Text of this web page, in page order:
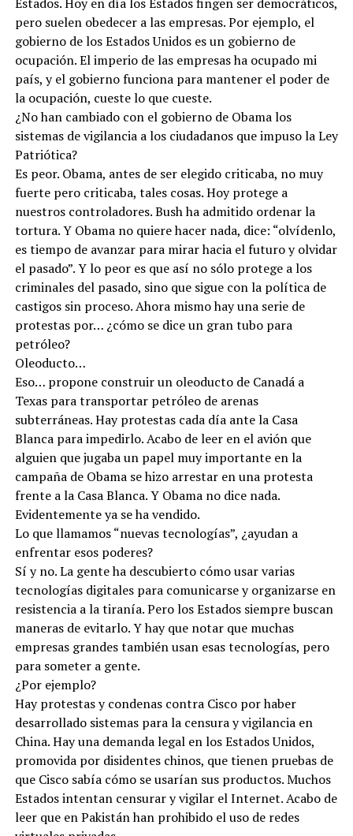
pero suelen obedecer a las empresas. Por ejemplo, el
gobierno de los Estados Unidos es un gobierno de
ocupación. El imperio de las empresas ha ocupado mi
país, y el gobierno funciona para mantener el poder de
la ocupación, cueste lo que cueste.
¿No han cambiado con el gobierno de Obama los
sistemas de vigilancia a los ciudadanos que impuso la Ley
Patriótica?
Es peor. Obama, antes de ser elegido criticaba, no muy
fuerte pero criticaba, tales cosas. Hoy protege a
nuestros controladores. Bush ha admitido ordenar la
tortura. Y Obama no quiere hacer nada, dice: “olvídenlo,
es tiempo de avanzar para mirar hacia el futuro y olvidar
el pasado”. Y lo peor es que así no sólo protege a los
criminales del pasado, sino que sigue con la política de
castigos sin proceso. Ahora mismo hay una serie de
protestas por… ¿cómo se dice un gran tubo para
petróleo?
Oleoducto…
Eso… propone construir un oleoducto de Canadá a
Texas para transportar petróleo de arenas
subterráneas. Hay protestas cada día ante la Casa
Blanca para impedirlo. Acabo de leer en el avión que
alguien que jugaba un papel muy importante en la
campaña de Obama se hizo arrestar en una protesta
frente a la Casa Blanca. Y Obama no dice nada.
Evidentemente ya se ha vendido.
Lo que llamamos “nuevas tecnologías”, ¿ayudan a
enfrentar esos poderes?
Sí y no. La gente ha descubierto cómo usar varias
tecnologías digitales para comunicarse y organizarse en
resistencia a la tiranía. Pero los Estados siempre buscan
maneras de evitarlo. Y hay que notar que muchas
empresas grandes también usan esas tecnologías, pero
para someter a gente.
¿Por ejemplo?
Hay protestas y condenas contra Cisco por haber
desarrollado sistemas para la censura y vigilancia en
China. Hay una demanda legal en los Estados Unidos,
promovida por disidentes chinos, que tienen pruebas de
que Cisco sabía cómo se usarían sus productos. Muchos
Estados intentan censurar y vigilar el Internet. Acabo de
leer que en Pakistán han prohibido el uso de redes